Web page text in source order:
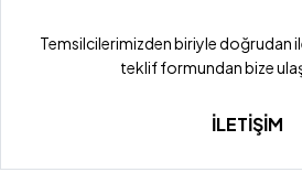
Temsilcilerimizden biriyle doğrudan
teklif formundan bize
İLETİŞİM